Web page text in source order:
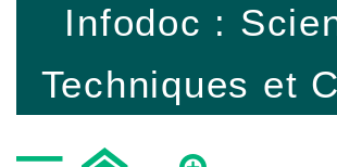
Infodoc :
Techniques et